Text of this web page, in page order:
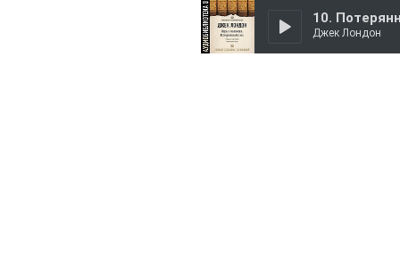
10.
Джек Лондон